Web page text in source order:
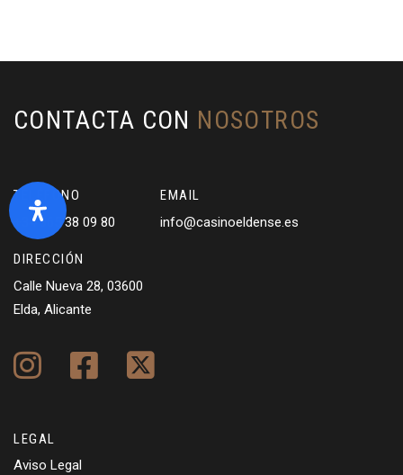
CONTACTA CON NOSOTROS
TELÉFONO
+34 965 38 09 80
EMAIL
info@casinoeldense.es
DIRECCIÓN
Calle Nueva 28, 03600
Elda, Alicante
LEGAL
Aviso Legal